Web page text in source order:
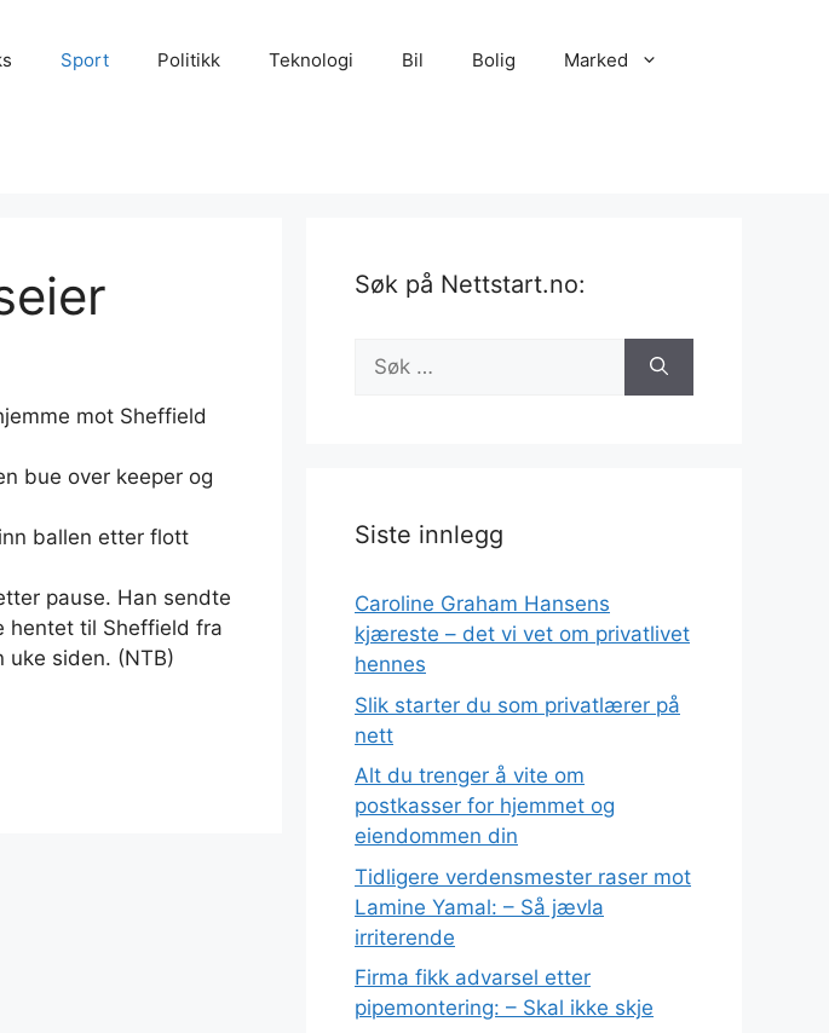
Sport Politikk Teknologi Bil Bolig Marked
mot Sheffield
bue over keeper og
ballen etter flott
pause. Han sendte
hentet til Sheffield fra
uke siden. (NTB)
Søk på Nettstart.no:
Søk
etter:
Siste innlegg
Caroline Graham Hansens
kjæreste – det vi vet om privatlivet
hennes
Slik starter du som privatlærer på
nett
Alt du trenger å vite om
postkasser for hjemmet og
eiendommen din
Tidligere verdensmester raser mot
Lamine Yamal: – Så jævla
irriterende
Firma fikk advarsel etter
pipemontering: – Skal ikke skje